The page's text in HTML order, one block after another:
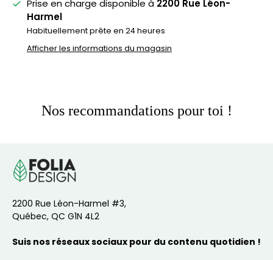
Prise en charge disponible à 2200 Rue Léon-
Harmel
Habituellement prête en 24 heures
Afficher les informations du magasin
Nos recommandations pour toi !
2200 Rue Léon-Harmel #3,
Québec, QC G1N 4L2
Suis nos réseaux sociaux pour du contenu quotidien !